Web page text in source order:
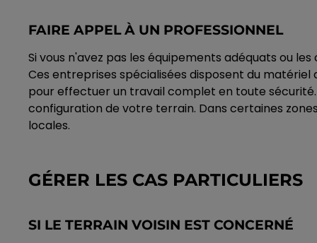
FAIRE APPEL À UN PROFESSIONNEL
Si vous n'avez pas les équipements adéquats ou
Ces entreprises spécialisées disposent du
pour effectuer un travail complet en toute
configuration de votre terrain. Dans certaines
locales.
GÉRER LES CAS PARTICULIERS
SI LE TERRAIN VOISIN EST CONCERNÉ